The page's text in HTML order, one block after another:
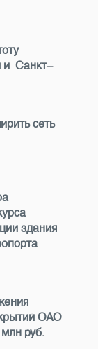
и Санкт-
сеть
здания
ОАО
руб.